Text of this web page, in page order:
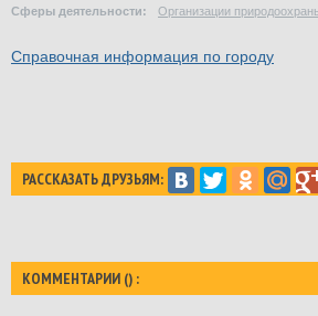
Сферы деятельности: Организации
Справочная информация по городу
РАССКАЗАТЬ ДРУЗЬЯМ:
КОММЕНТАРИИ () :